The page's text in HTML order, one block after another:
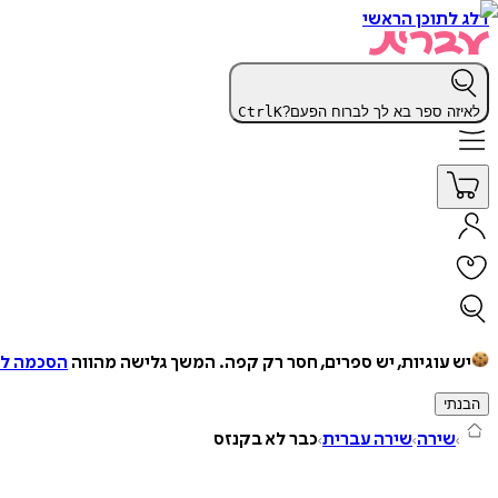
דלג לתוכן הראשי
לאיזה ספר בא לך לברוח הפעם? CtrlK
יש עוגיות, יש ספרים, חסר רק קפה. המשך גלישה מהווה הסכמה
הבנתי
שירה שירה עברית כבר לא בקנזס